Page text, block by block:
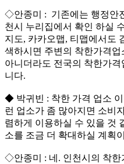
◇안종미 : 기존에는 행정안
천시 누리집에서 확인 하실
지도, 카카오맵, 티맵에서도
색하시면 주변의 착한가격
아니더라도 전국의 착한가
니다.
◆ 박귀빈 : 착한 가격 업소 이
런 업소가 좀 많아지면 소비
렴하게 이용하실 수 있을 것
소를 조금 더 확대하실 계획
◇안종미 : 네. 인천시의 착한